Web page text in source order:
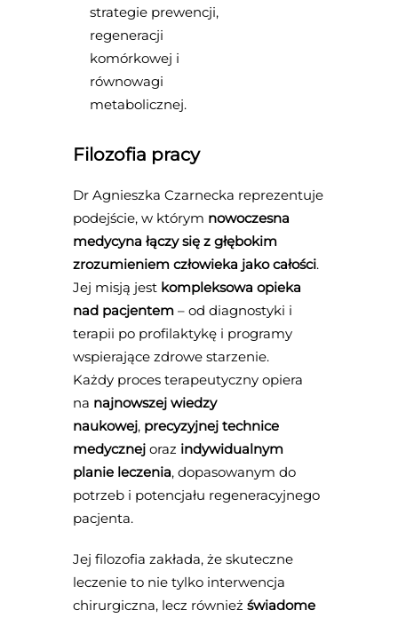
strategie prewencji,
regeneracji
komórkowej i
równowagi
metabolicznej.
Filozofia pracy
Dr Agnieszka Czarnecka reprezentuje
podejście, w którym nowoczesna
medycyna łączy się z głębokim
zrozumieniem człowieka jako całości.
Jej misją jest kompleksowa opieka
nad pacjentem – od diagnostyki i
terapii po profilaktykę i programy
wspierające zdrowe starzenie.
Każdy proces terapeutyczny opiera
na najnowszej wiedzy
naukowej, precyzyjnej technice
medycznej oraz indywidualnym
planie leczenia, dopasowanym do
potrzeb i potencjału regeneracyjnego
pacjenta.
Jej filozofia zakłada, że skuteczne
leczenie to nie tylko interwencja
chirurgiczna, lecz równieżświadome